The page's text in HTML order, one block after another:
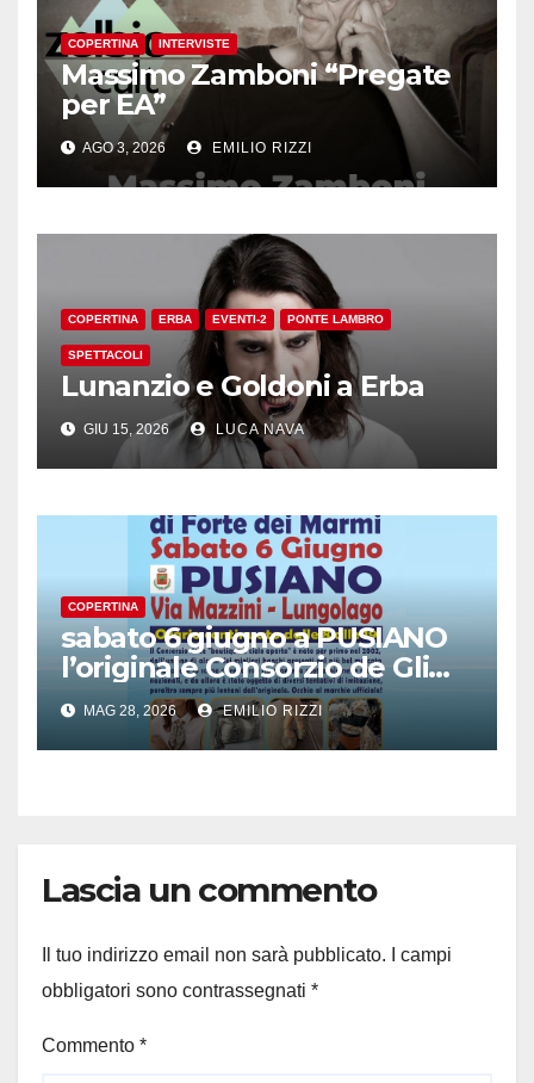
COPERTINA INTERVISTE
Massimo Zamboni “Pregate
per EA”
AGO 3, 2026 EMILIO RIZZI
COPERTINA ERBA EVENTI-2 PONTE LAMBRO
SPETTACOLI
Lunanzio e Goldoni a Erba
GIU 15, 2026 LUCA NAVA
COPERTINA
sabato 6 giugno a PUSIANO
l’originale Consorzio de Gli
Ambulanti di Forte dei
Marmi®
MAG 28, 2026 EMILIO RIZZI
Lascia un commento
Il tuo indirizzo email non sarà pubblicato.
I campi
obbligatori sono contrassegnati *
Commento *